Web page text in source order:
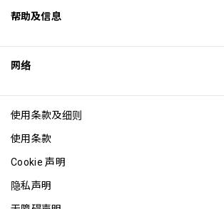
Excellence Awards
博客
帮助及信息
网络
使用条款及细则
使用条款
Cookie 声明
隐私声明